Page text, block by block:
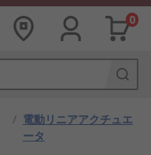
0
/ 電動リニアアクチュエ
ータ